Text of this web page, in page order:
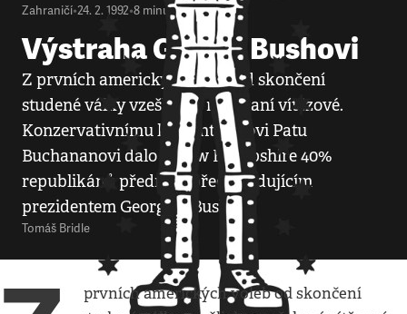
Zahraničí•24. 2. 1992•8 minut
Výstraha Georgi Bushovi
Z prvních amerických voleb od skončení
studené války vzešli dva nečekaní vítězové.
Konzervativnímu komentátorovi Patu
Buchananovi dalo v New Hampshire 40%
republikánů přednost před úřadujícím
prezidentem Georgem Bushem.
Tomáš Bridle
prvních amerických voleb od skončení